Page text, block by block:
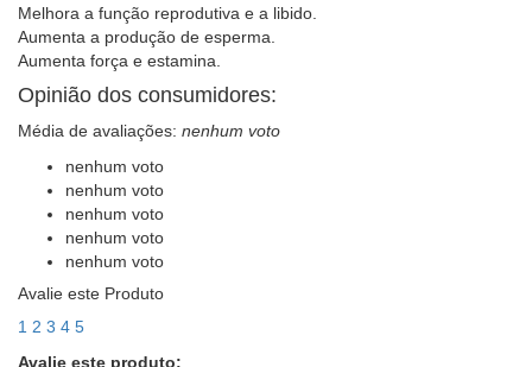
Melhora a função reprodutiva e a libido.
Aumenta a produção de esperma.
Aumenta força e estamina.
Opinião dos consumidores:
Média de avaliações: nenhum voto
nenhum voto
nenhum voto
nenhum voto
nenhum voto
nenhum voto
Avalie este Produto
1 2 3 4 5
Avalie este produto: